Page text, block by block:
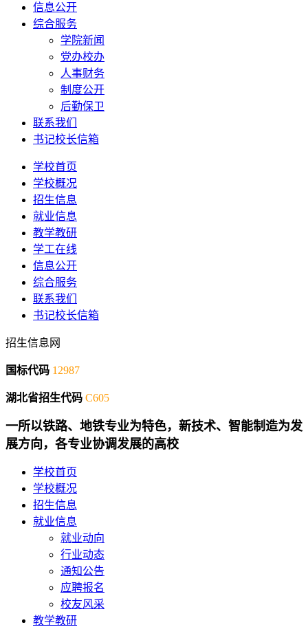
信息公开
综合服务
学院新闻
党办校办
人事财务
制度公开
后勤保卫
联系我们
书记校长信箱
学校首页
学校概况
招生信息
就业信息
教学教研
学工在线
信息公开
综合服务
联系我们
书记校长信箱
招生信息网
国标代码 12987
湖北省招生代码 C605
一所以铁路、地铁专业为特色，新技术、智能制造为发
展方向，各专业协调发展的高校
学校首页
学校概况
招生信息
就业信息
就业动向
行业动态
通知公告
应聘报名
校友风采
教学教研